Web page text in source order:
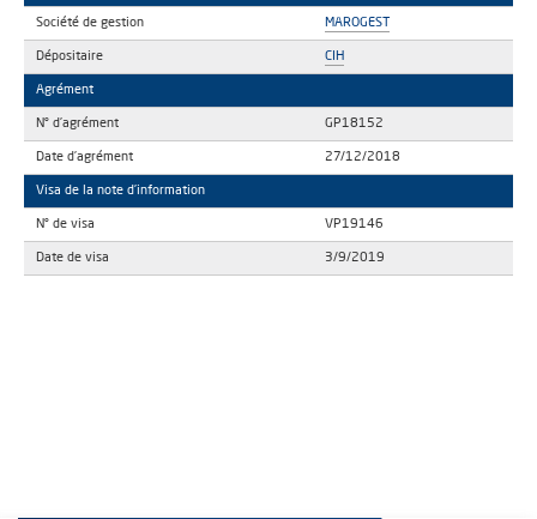
Société de gestion MAROGEST
Dépositaire CIH
Agrément
N° d’agrément GP18152
Date d’agrément 27/12/2018
Visa de la note d’information
N° de visa VP19146
Date de visa 3/9/2019